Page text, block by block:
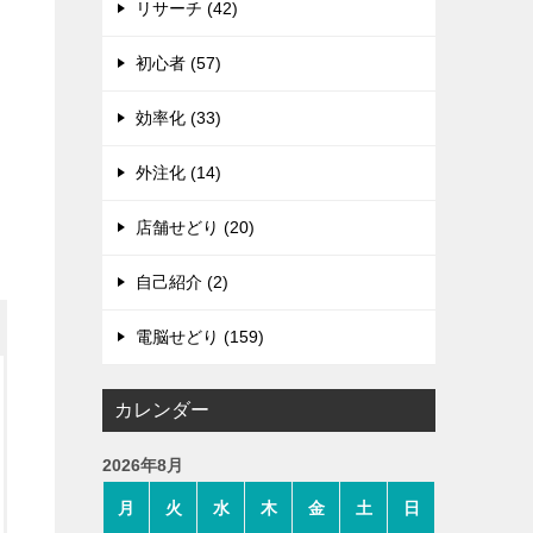
リサーチ (42)
初心者 (57)
効率化 (33)
外注化 (14)
店舗せどり (20)
自己紹介 (2)
電脳せどり (159)
カレンダー
2026年8月
月 火 水 木 金 土 日